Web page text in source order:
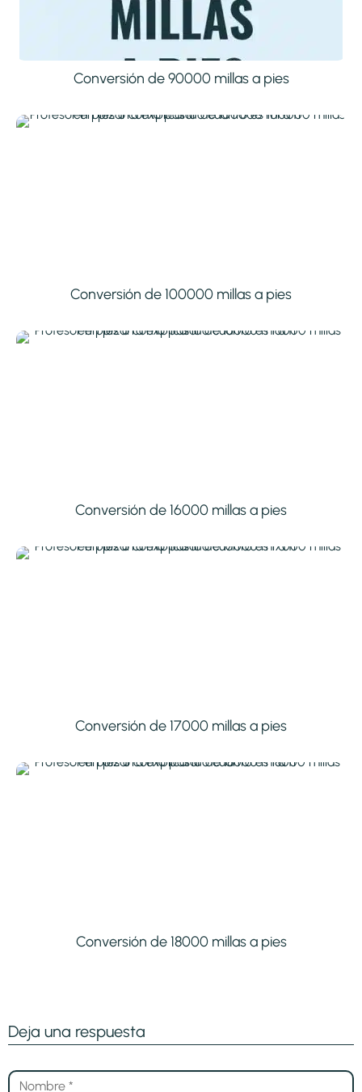
Conversión de 90000 millas a pies
Conversión de 100000 millas a pies
Conversión de 16000 millas a pies
Conversión de 17000 millas a pies
Conversión de 18000 millas a pies
Deja una respuesta